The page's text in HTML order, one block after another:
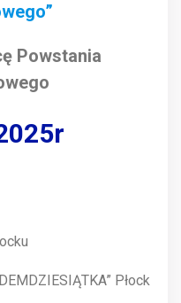
Powstania
Płock